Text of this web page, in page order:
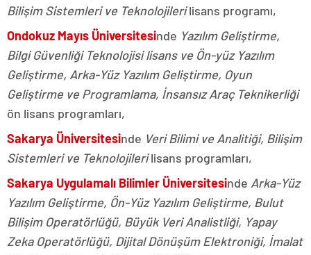
Bilişim Sistemleri ve Teknolojilerilisans programı,
Ondokuz Mayıs Üniversitesinde Yazılım Geliştirme,
Bilgi Güvenliği Teknolojisi lisans ve Ön-yüz Yazılım
Geliştirme, Arka-Yüz Yazılım Geliştirme, Oyun
Geliştirme ve Programlama, İnsansız Araç Teknikerliği
ön lisans programları,
Sakarya Üniversitesinde Veri Bilimi ve Analitiği, Bilişim
Sistemleri ve Teknolojilerilisans programları,
Sakarya Uygulamalı Bilimler Üniversitesinde Arka-Yüz
Yazılım Geliştirme, Ön-Yüz Yazılım Geliştirme, Bulut
Bilişim Operatörlüğü, Büyük Veri Analistliği, Yapay
Zeka Operatörlüğü, Dijital Dönüşüm Elektroniği, İmalat